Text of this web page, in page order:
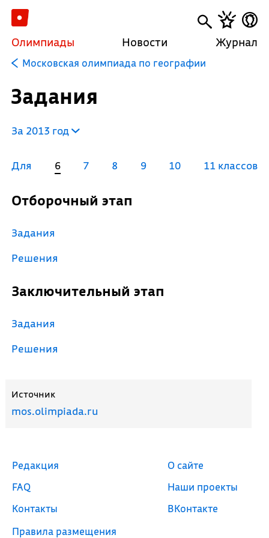
Олимпиады Новости Журнал
Московская олимпиада по географии
Задания
За 2013 год
Для 6 7 8 9 10 11 классов
Отборочный этап
Задания
Решения
Заключительный этап
Задания
Решения
Источник
mos.olimpiada.ru
Редакция
FAQ
Контакты
Правила размещения
О сайте
Наши проекты
ВКонтакте